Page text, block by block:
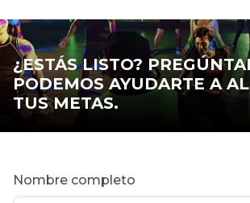
¿ESTÁS LISTO?
PODEMOS AYUDARTE A
TUS METAS.
Nombre completo